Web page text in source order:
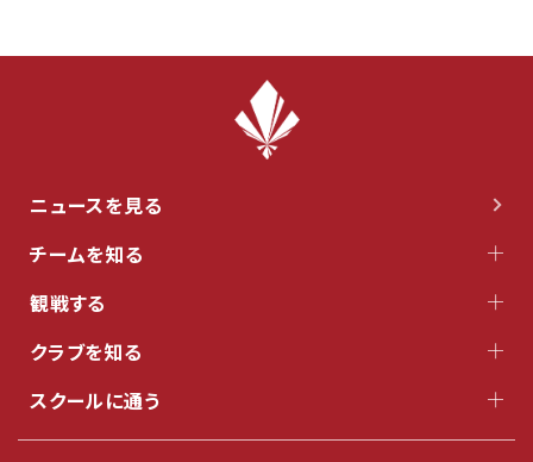
ニュースを見る
チームを知る
観戦する
クラブを知る
スクールに通う